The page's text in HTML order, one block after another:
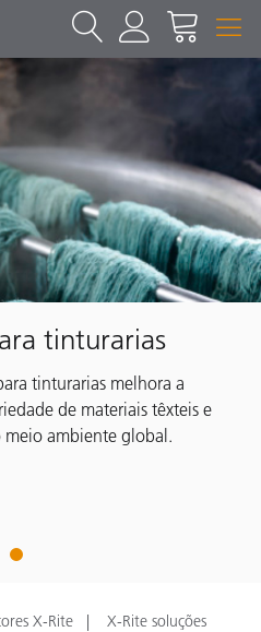
tinturarias
tinturarias melhora a
de materiais têxteis e
ambiente global.
1
X-Rite
X-Rite soluções